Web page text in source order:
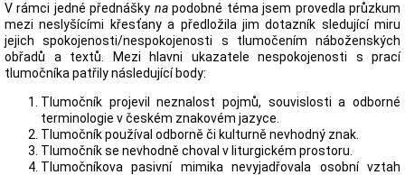
V rámci jedné přednášky napodobné téma jsem provedla průzkum
mezi neslyšícími křesťany a předložila jim dotazník sledující miru
jejich spokojenosti/nespokojenosti s tlumočením náboženských
obřadů a textů. Mezi hlavni ukazatele nespokojenosti s prací
tlumočníka patřily následující body:
Tlumočník projevil neznalost pojmů, souvislosti a odborné
terminologie v českém znakovém jazyce.
Tlumočník používal odborně či kulturně nevhodný znak.
Tlumočník se nevhodně choval v liturgickém prostoru.
Tlumočníkova pasivní mimika nevyjadřovala osobní vztah